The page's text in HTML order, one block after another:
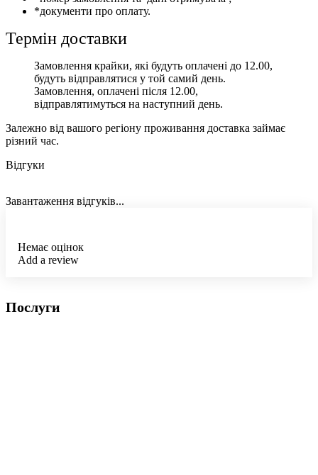
*документи про оплату.
Термін доставки
Замовлення крайки, які будуть оплачені до 12.00,
будуть відправлятися у той самий день.
Замовлення, оплачені після 12.00,
відправлятимуться на наступний день.
Залежно від вашого регіону проживання доставка займає
різний час.
Відгуки
Завантаження відгуків...
Немає оцінок
Add a review
Послуги